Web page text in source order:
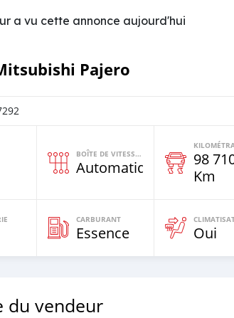
a vu cette annonce aujourd'hui
Pajero
BOÎTE DE VITESSES
Automatique
98
Km
CARBURANT
Essence Oui
du vendeur